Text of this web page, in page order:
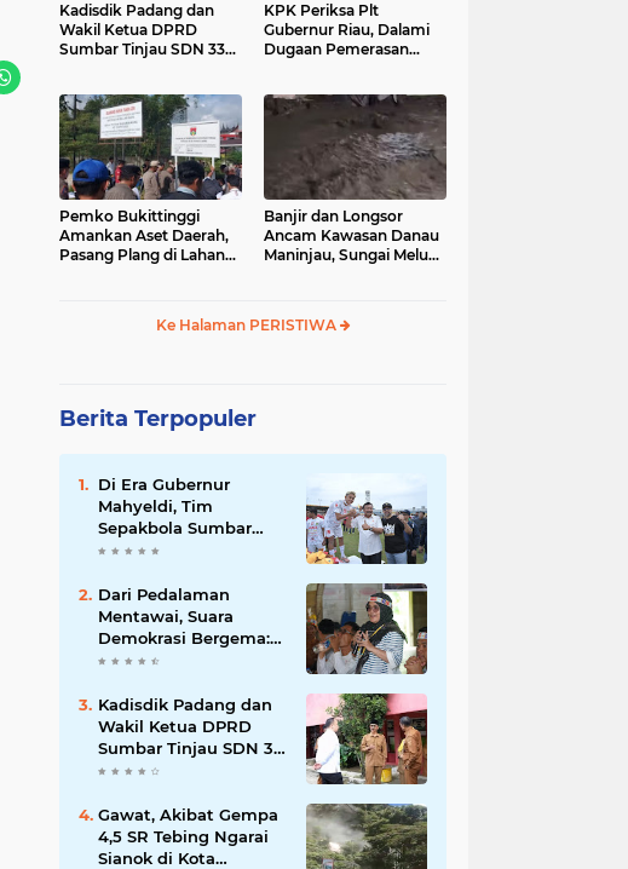
Kadisdik Padang dan
Wakil Ketua DPRD
Sumbar Tinjau SDN 33
Soal Dugaan Bullying
Siswi
KPK Periksa Plt
Gubernur Riau, Dalami
Dugaan Pemerasan
Pejabat
Pemko Bukittinggi
Amankan Aset Daerah,
Pasang Plang di Lahan
Banjir dan Longsor
Ancam Kawasan Danau
Maninjau, Sungai Meluap
Ke Halaman PERISTIWA
Berita Terpopuler
Di Era Gubernur
Mahyeldi, Tim
Sepakbola Sumbar
Boyong Medali Emas
Sumatera XI
Dari Pedalaman
Mentawai, Suara
Demokrasi Bergema:
Bawaslu RI
Kampung
Pengawasan
Partisipatif di Desa
Matotonan
Kadisdik Padang dan
Wakil Ketua DPRD
Sumbar Tinjau SDN 33
Rawang Barat, Minta
Berspekulasi Soal
Dugaan Bullying Siswi
Gawat, Akibat Gempa
4,5 SR Tebing Ngarai
Sianok di Kota